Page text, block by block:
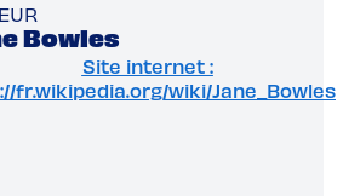
Bowles
Site internet :
fr.wikipedia.org/wiki/Jane_Bowles